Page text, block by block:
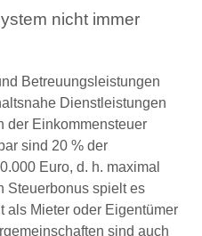
nicht immer
Betreuungsleistungen
Dienstleistungen
der Einkommensteuer
sind 20 % der
Euro, d. h. maximal
Steuerbonus spielt es
als Mieter oder Eigentümer
sind auch